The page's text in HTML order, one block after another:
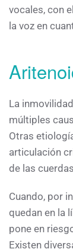
vocales, con
la voz en
La
múltiples
Otras
articulación
de las
Cuando, por
quedan en la
pone en
Existen